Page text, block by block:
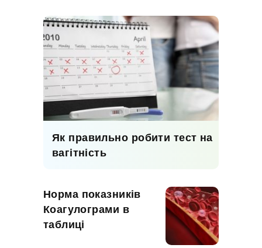
Як правильно робити тест на
вагітність
Норма показників
Коагулограми в
таблиці